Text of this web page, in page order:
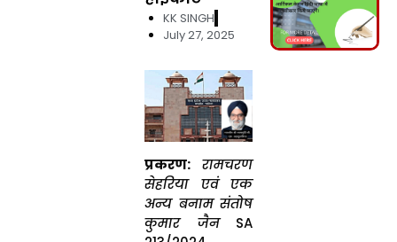
KK SINGH
July 27, 2025
प्रकरण:
रामचरण
सेहरिया एवं एक
अन्य बनाम संतोष
कुमार जैनSA